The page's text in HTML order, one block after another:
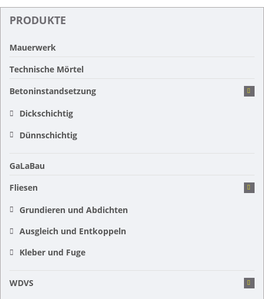
PRODUKTE
Mauerwerk
Technische Mörtel
Betoninstandsetzung
Dickschichtig
Dünnschichtig
GaLaBau
Fliesen
Grundieren und Abdichten
Ausgleich und Entkoppeln
Kleber und Fuge
WDVS